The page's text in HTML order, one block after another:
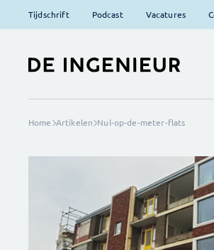
Tijdschrift Podcast Vacatures
Home Artikelen Nul-op-de-meter-flats